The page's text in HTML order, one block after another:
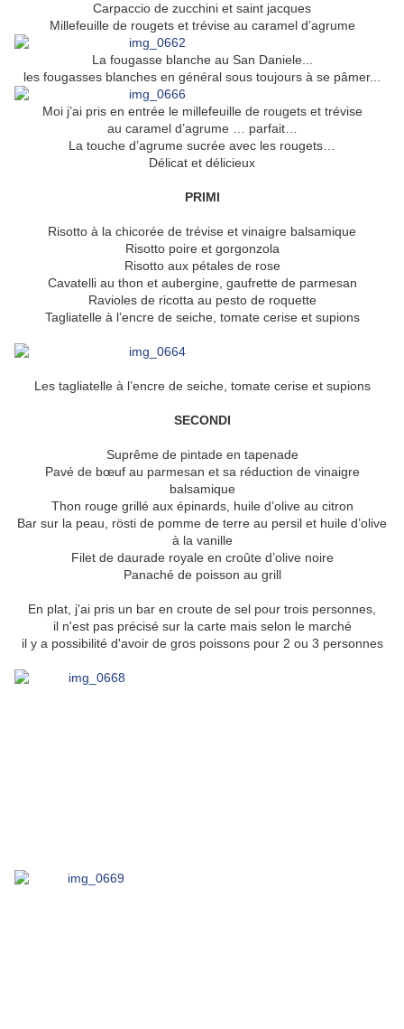
Carpaccio de zucchini et saint jacques
Millefeuille de rougets et trévise au caramel d’agrume
La fougasse blanche au San Daniele...
les fougasses blanches en général sous toujours à se pâmer...
Moi j’ai pris en entrée le millefeuille de rougets et trévise
au caramel d’agrume … parfait…
La touche d’agrume sucrée avec les rougets…
Délicat et délicieux
PRIMI
Risotto à la chicorée de trévise et vinaigre balsamique
Risotto poire et gorgonzola
Risotto aux pétales de rose
Cavatelli au thon et aubergine, gaufrette de parmesan
Ravioles de ricotta au pesto de roquette
Tagliatelle à l’encre de seiche, tomate cerise et supions
Les tagliatelle à l’encre de seiche, tomate cerise et supions
SECONDI
Suprême de pintade en tapenade
Pavé de bœuf au parmesan et sa réduction de vinaigre
balsamique
Thon rouge grillé aux épinards, huile d’olive au citron
Bar sur la peau, rösti de pomme de terre au persil et huile d’olive
à la vanille
Filet de daurade royale en croûte d’olive noire
Panaché de poisson au grill
En plat, j'ai pris un bar en croute de sel pour trois personnes,
il n'est pas précisé sur la carte mais selon le marché
il y a possibilité d'avoir de gros poissons pour 2 ou 3 personnes